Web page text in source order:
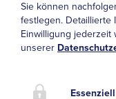
Sie können
festlegen. Detaillierte
Einwilligung jederzeit
unserer
Essenziell